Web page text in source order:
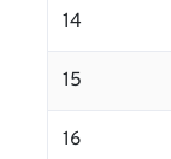
14
15
16